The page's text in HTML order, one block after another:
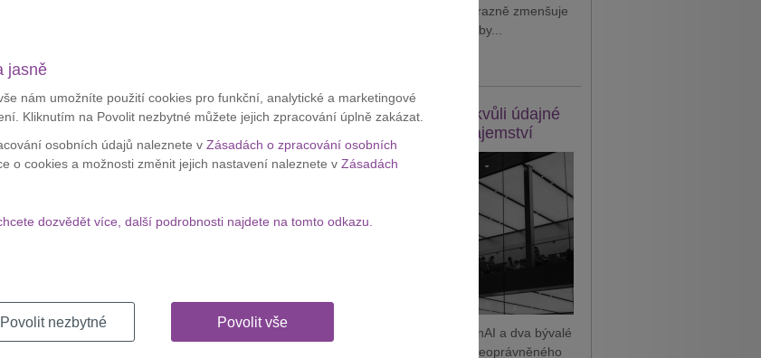
Vodafonu si připlatíte
a tabletů vyvolala také touhu po neomezeném
platbě měsíčního...
poskytne dostatek...
testuje technologii, která výrazně zmenšuje
velké AI modely. Díky tomu by...
Apple žaluje OpenAI kvůli údajné
krádeži obchodního tajemství
Apple podal žalobu na OpenAI a dva bývalé
zaměstnance, které viní z neoprávněného
jasně
nám umožníte použití cookies pro funkční, analytické a marketingové
Kliknutím na Povolit nezbytné můžete jejich zpracování úplně zakázat.
osobních údajů naleznete v Zásadách o zpracování osobních
o cookies a možnosti změnit jejich nastavení naleznete v Zásadách
dozvědět více, další podrobnosti najdete na tomto odkazu.
Povolit nezbytné Povolit vše